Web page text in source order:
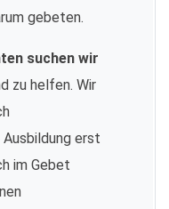
gebeten.
suchen wir
zu helfen. Wir
erst
im Gebet